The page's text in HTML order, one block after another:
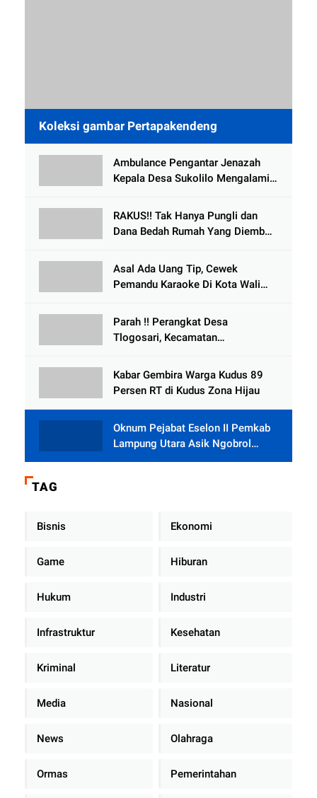
Koleksi gambar Pertapakendeng
Ambulance Pengantar Jenazah
Kepala Desa Sukolilo Mengalami
Meninggal Dunia
RAKUS!! Tak Hanya Pungli dan
Dana Bedah Rumah Yang Diembat,
Tlogowungu, di Duga
Selewengkan Bantuan Mushola
Asal Ada Uang Tip, Cewek
Pemandu Karaoke Di Kota Wali
Parah !! Perangkat Desa
Tlogosari, Kecamatan
Rumah dari BAZNAS
Kabar Gembira Warga Kudus 89
Persen RT di Kudus Zona Hijau
Oknum Pejabat Eselon II Pemkab
Lampung Utara Asik Ngobrol
Dengan Teman Kencan Wanitanya
TAG
Bisnis Ekonomi
Game Hiburan
Hukum Industri
Infrastruktur Kesehatan
Kriminal Literatur
Media Nasional
News Olahraga
Ormas Pemerintahan